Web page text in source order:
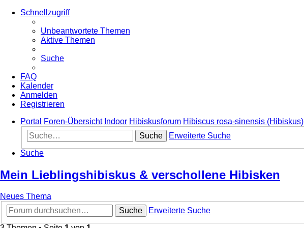
Schnellzugriff
Unbeantwortete Themen
Aktive Themen
Suche
FAQ
Kalender
Anmelden
Registrieren
Portal
Foren-Übersicht Indoor Hibiskusforum Hibiscus rosa-sinensis (Hibiskus)
Suche
Erweiterte Suche
Suche
Mein Lieblingshibiskus & verschollene Hibisken
Neues Thema
Suche
Erweiterte Suche